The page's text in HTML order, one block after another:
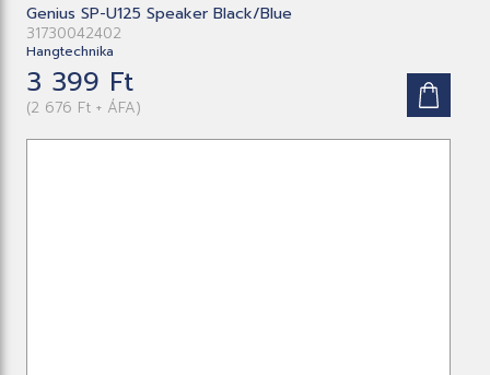
Genius SP-U125 Speaker Black/Blue
31730042402
Hangtechnika
3 399 Ft
(2 676 Ft + ÁFA)